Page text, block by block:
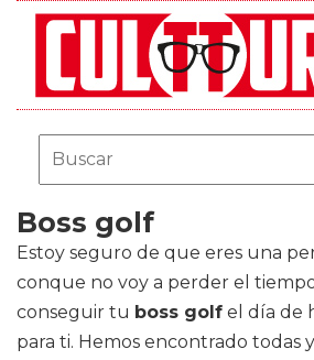
Boss golf
Estoy seguro de que eres una
conque no voy a perder el
conseguir tu boss golf el día de
para ti. Hemos encontrado todas